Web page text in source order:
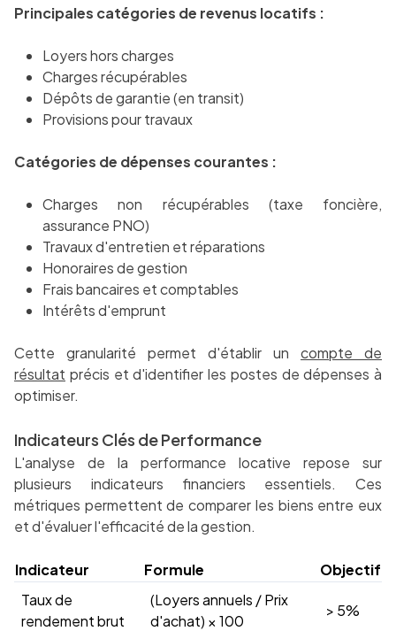
Principales catégories de revenus locatifs :
Loyers hors charges
Charges récupérables
Dépôts de garantie (en transit)
Provisions pour travaux
Catégories de dépenses courantes :
Charges non récupérables (taxe foncière,
assurance PNO)
Travaux d'entretien et réparations
Honoraires de gestion
Frais bancaires et comptables
Intérêts d'emprunt
Cette granularité permet d'établir un compte de
résultat précis et d'identifier les postes de dépenses à
optimiser.
Indicateurs Clés de Performance
L'analyse de la performance locative repose sur
plusieurs indicateurs financiers essentiels. Ces
métriques permettent de comparer les biens entre eux
et d'évaluer l'efficacité de la gestion.
Indicateur Formule
Objectif
Taux de
rendement brut
(Loyers annuels / Prix
d'achat) × 100
> 5%